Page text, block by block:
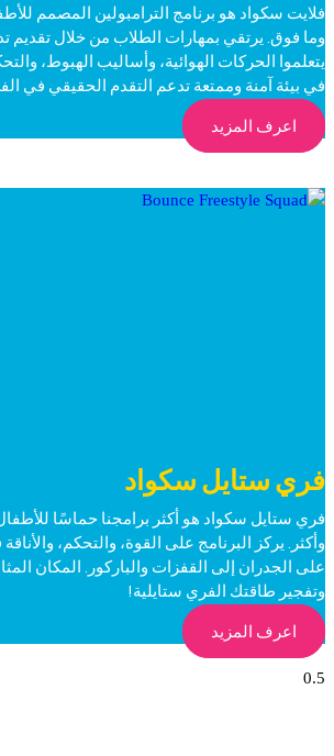
وما فوق. يرتقي بمهارات الطلاب من خلال تقديم
يتعلموا الحركات الهوائية، وأساليب الهبوط،
في بيئة آمنة وممتعة تدعم التقدم الحقيقي في
اعرف المزيد
فري ستايل سكواد
وأكثر. يركز البرنامج على القوة، والتحكم،
على الجدران إلى القفزات والباركور. المكان
وتفجير طاقتك الفري ستايلية!
اعرف المزيد